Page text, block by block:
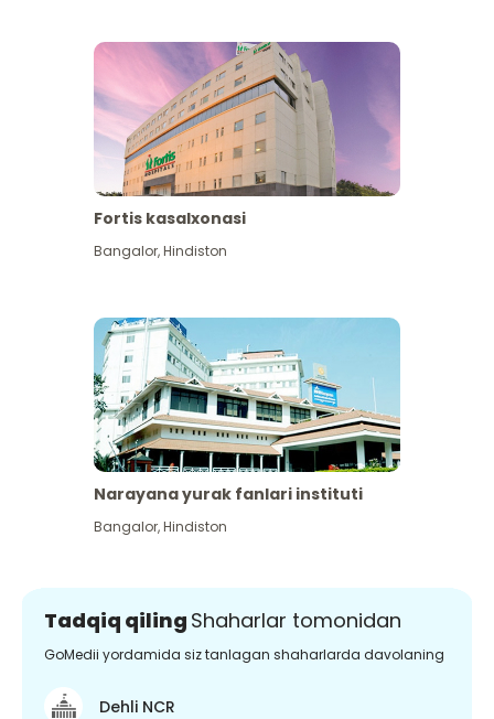
Fortis kasalxonasi
Bangalor,Hindiston
Narayana yurak fanlari instituti
Bangalor,Hindiston
Tadqiq qiling Shaharlar tomonidan
GoMedii yordamida siz tanlagan shaharlarda davolaning
Dehli NCR